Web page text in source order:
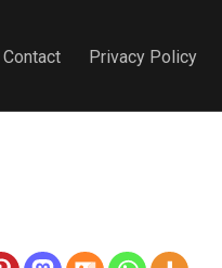
Contact Privacy Policy